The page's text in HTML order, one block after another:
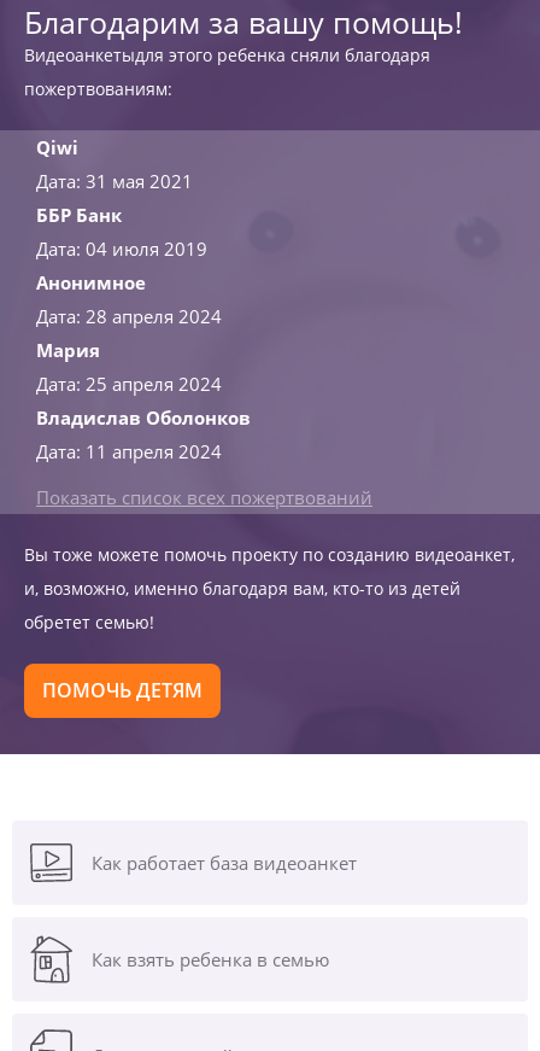
Благодарим за вашу помощь!
Видеоанкетыдля этого ребенка сняли благодаря
пожертвованиям:
Qiwi
Дата: 31 мая 2021
ББР Банк
Дата: 04 июля 2019
Анонимное
Дата: 28 апреля 2024
Мария
Дата: 25 апреля 2024
Владислав Оболонков
Дата: 11 апреля 2024
Показать список всех пожертвований
Вы тоже можете помочь проекту по созданию видеоанкет,
и, возможно, именно благодаря вам, кто-то из детей
обретет семью!
ПОМОЧЬ ДЕТЯМ
Как работает база видеоанкет
Как взять ребенка в семью